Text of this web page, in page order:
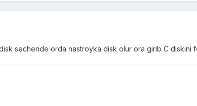
sechende orda nastroyka disk olur ora girib C diskini